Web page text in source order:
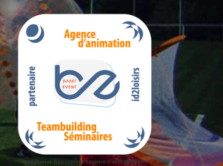
Partenariat Boostevent (agence d'animation) et